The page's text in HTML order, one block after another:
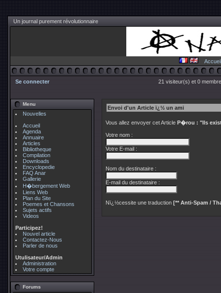
Un journal purement révolutionnaire
Accueil
Se connecter 21 visiteur(s) et 0
Menu
Nouvelles
Accueil
Agenda
Annuaire
Articles
Bibliotheque
Compilation
Downloads
Encyclopedie
FAQ Anar
Gallerie
H�bergement Web
Liens Web
Plan du Site
Poemes et Chansons
Sujets actifs
Videos
Participez!
Nouvel article
Contactez-Nous
Parler de nous
Utulisateur/Admin
Administration
Votre compte
Forums
Envoi d'un Article ï¿½ un ami
Vous allez envoyer cet Article P�rou : "Ils
Votre nom :
Votre E-mail :
Nom du destinataire :
E-mail du destinataire :
Nï¿½cessite une traduction [** Anti-Spam /